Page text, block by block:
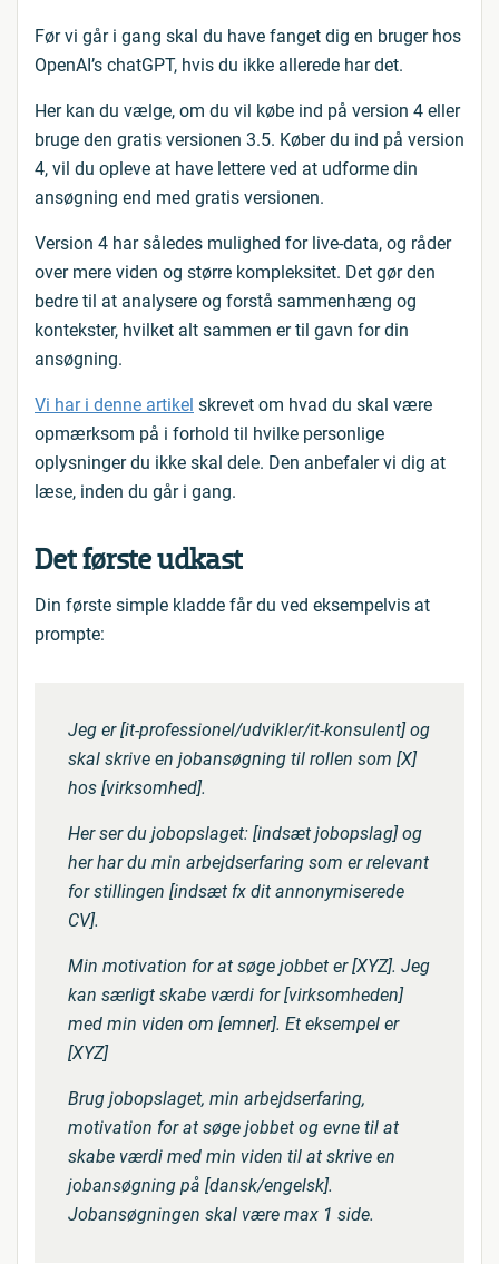
Før vi går i gang skal du have fanget dig en bruger hos
OpenAI’s chatGPT, hvis du ikke allerede har det.
Her kan du vælge, om du vil købe ind på version 4 eller
bruge den gratis versionen 3.5. Køber du ind på version
4, vil du opleve at have lettere ved at udforme din
ansøgning end med gratis versionen.
Version 4 har således mulighed for live-data, og råder
over mere viden og større kompleksitet. Det gør den
bedre til at analysere og forstå sammenhæng og
kontekster, hvilket alt sammen er til gavn for din
ansøgning.
Vi har i denne artikel skrevet om hvad du skal være
opmærksom på i forhold til hvilke personlige
oplysninger du ikke skal dele. Den anbefaler vi dig at
læse, inden du går i gang.
Det første udkast
Din første simple kladde får du ved eksempelvis at
prompte:
Jeg er [it-professionel/udvikler/it-konsulent] og
skal skrive en jobansøgning til rollen som [X]
hos [virksomhed].
Her ser du jobopslaget: [indsæt jobopslag] og
her har du min arbejdserfaring som er relevant
for stillingen [indsæt fx dit annonymiserede
CV].
Min motivation for at søge jobbet er [XYZ]. Jeg
kan særligt skabe værdi for [virksomheden]
med min viden om [emner]. Et eksempel er
[XYZ]
Brug jobopslaget, min arbejdserfaring,
motivation for at søge jobbet og evne til at
skabe værdi med min viden til at skrive en
jobansøgning på [dansk/engelsk].
Jobansøgningen skal være max 1 side.